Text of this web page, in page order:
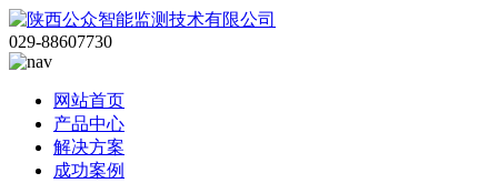
029-88607730
网站首页
产品中心
解决方案
成功案例